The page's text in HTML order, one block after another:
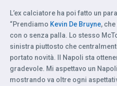
L’ex calciatore ha poi fatto un
“Prendiamo Kevin De Bruyne,
con o senza palla. Lo stesso
sinistra piuttosto che
portato novità. Il Napoli sta
gradevole. Mi aspettavo un
mostrando va oltre ogni